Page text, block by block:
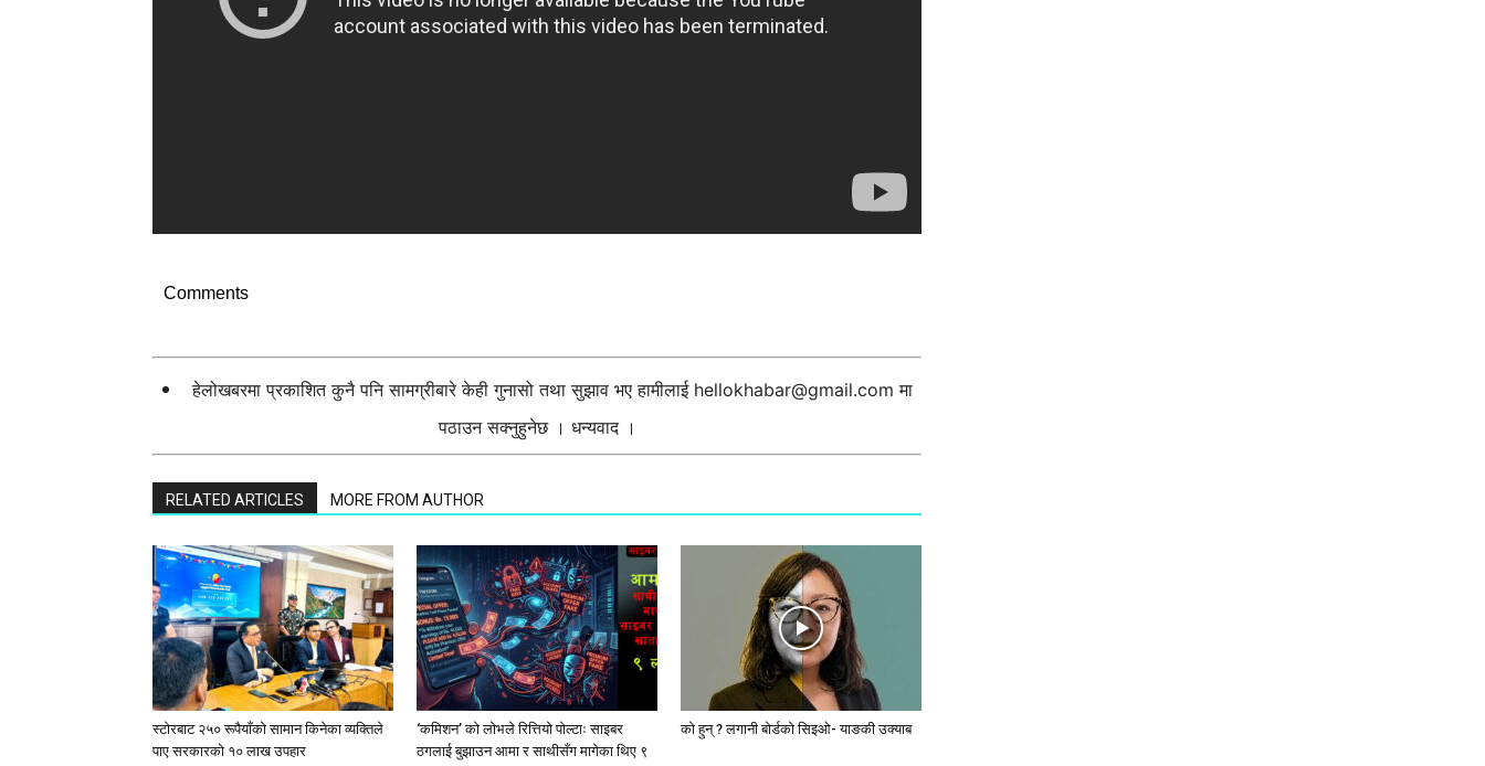
Comments
हेलोखबरमा प्रकाशित कुनै पनि सामग्रीबारे केही गुनासो तथा सुझाव भए हामीलाई hellokhabar@gmail.com मा
पठाउन सक्नुहुनेछ । धन्यवाद ।
RELATED ARTICLES MORE FROM AUTHOR
स्टाेरबाट २५० रूपैयाँको सामान किनेका व्यक्तिले
पाए सरकारको १० लाख उपहार
‘कमिशन’ को लोभले रित्तियो पोल्टाः साइबर
ठगलाई बुझाउन आमा र साथीसँग मागेका थिए ९
को हुन् ? लगानी बोर्डको सिइओ- याङकी उक्याब